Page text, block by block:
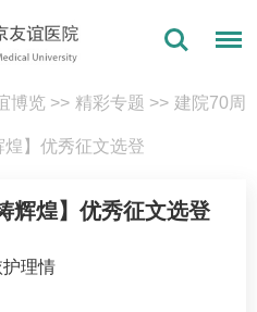
博览 >> 精彩专题 >> 建院70周
煌】优秀征文选登
辉煌】优秀征文选登
理情